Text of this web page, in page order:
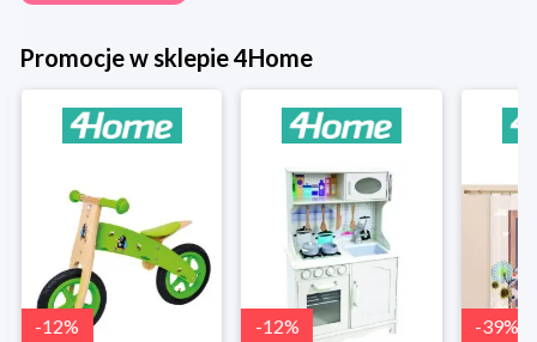
Promocje w sklepie 4Home
-12% -12% -39%